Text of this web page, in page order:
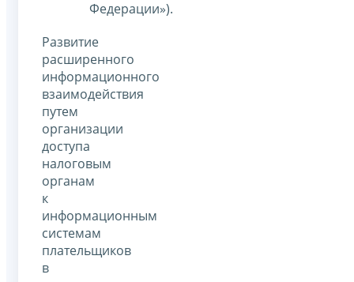
Федерации»).
Развитие
расширенного
информационного
взаимодействия
путем
организации
доступа
налоговым
органам
к
информационным
системам
плательщиков
в